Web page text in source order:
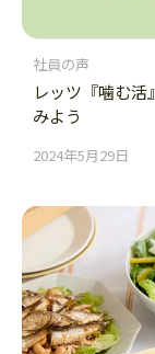
社員の声
レッツ『噛む
みよう
2024年5月29日